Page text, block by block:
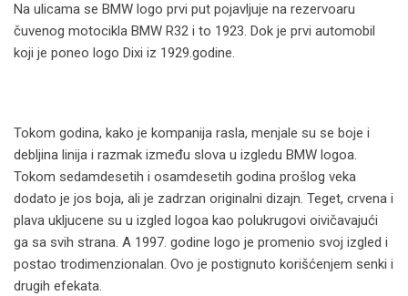
Na ulicama se BMW logo prvi put pojavljuje na rezervoaru
čuvenog motocikla BMW R32 i to 1923. Dok je prvi automobil
koji je poneo logo Dixi iz 1929.godine.
Tokom godina, kako je kompanija rasla, menjale su se boje i
debljina linija i razmak između slova u izgledu BMW logoa.
Tokom sedamdesetih i osamdesetih godina prošlog veka
dodato je jos boja, ali je zadrzan originalni dizajn. Teget, crvena i
plava ukljucene su u izgled logoa kao polukrugovi oivičavajući
ga sa svih strana. A 1997. godine logo je promenio svoj izgled i
postao trodimenzionalan. Ovo je postignuto korišćenjem senki i
drugih efekata.